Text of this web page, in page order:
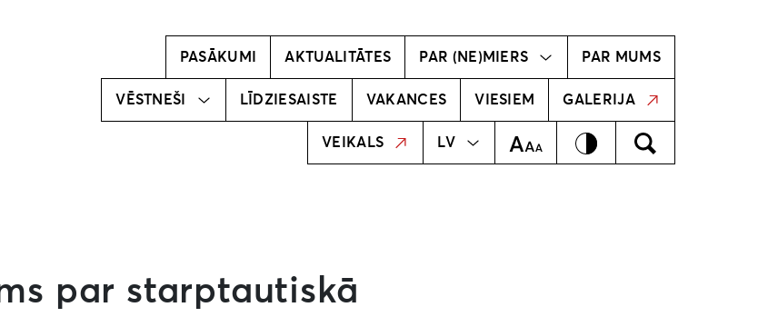
PASĀKUMI AKTUALITĀTES PAR (NE)MIERS
Radošā komanda PAR MUMS
VĒSTNEŠI
vēstnesi!
Mūsu
vēstneši
LĪDZIESAISTE VAKANCES VIESIEM GALERIJA
VEIKALS LV
EN Teksta izmērsKontrastsMeklēt
MEKLĒT
par starptautiskā